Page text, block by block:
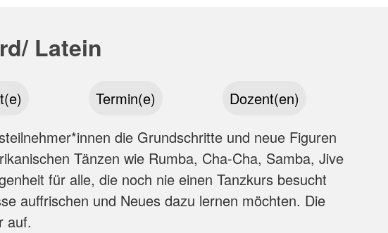
Latein
Termin(e)
Dozent(en)
die Grundschritte und neue Figuren
Tänzen wie Rumba, Cha-Cha, Samba, Jive
für alle, die noch nie einen Tanzkurs besucht
auffrischen und Neues dazu lernen möchten. Die
auf.